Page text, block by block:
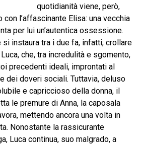
quotidianità viene, però,
con l’affascinante Elisa: una vecchia
per lui un’autentica ossessione.
si instaura tra i due fa, infatti, crollare
che, tra incredulità e sgomento,
precedenti ideali, improntati al
dei doveri sociali. Tuttavia, deluso
e capriccioso della donna, il
le premure di Anna, la caposala
mettendo ancora una volta in
Nonostante la rassicurante
Luca continua, suo malgrado, a